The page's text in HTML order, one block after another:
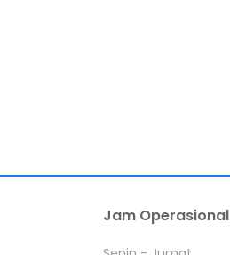
Jam Operasional